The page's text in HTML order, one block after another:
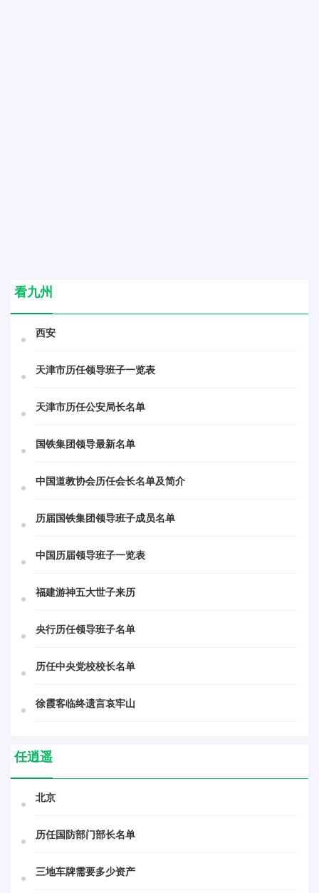
看九州
西安
天津市历任领导班子一览表
天津市历任公安局长名单
国铁集团领导最新名单
中国道教协会历任会长名单及简介
历届国铁集团领导班子成员名单
中国历届领导班子一览表
福建游神五大世子来历
央行历任领导班子名单
历任中央党校校长名单
徐霞客临终遗言哀牢山
任逍遥
北京
历任国防部门部长名单
三地车牌需要多少资产